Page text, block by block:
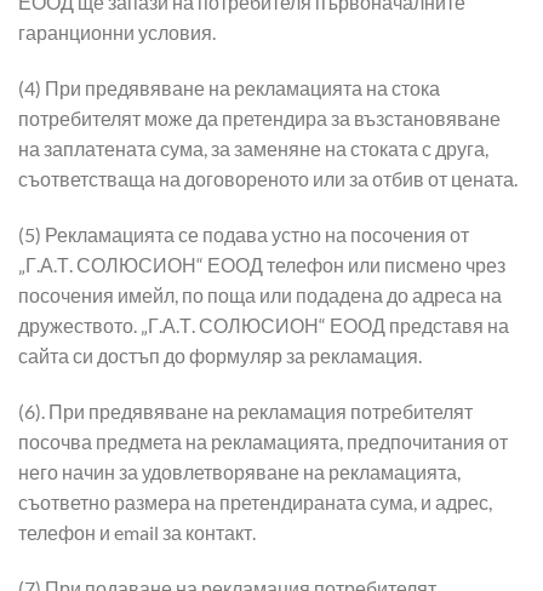
гаранционни условия.
(4) При предявяване на рекламацията на стока
потребителят може да претендира за възстановяване
на заплатената сума, за заменяне на стоката с друга,
съответстваща на договореното или за отбив от цената.
(5) Рекламацията се подава устно на посочения от
„Г.А.Т. СОЛЮСИОН“ ЕООД телефон или писмено чрез
посочения имейл, по поща или подадена до адреса на
дружеството. „Г.А.Т. СОЛЮСИОН“ ЕООД представя на
сайта си достъп до формуляр за рекламация.
(6). При предявяване на рекламация потребителят
посочва предмета на рекламацията, предпочитания от
него начин за удовлетворяване на рекламацията,
съответно размера на претендираната сума, и адрес,
телефон и email за контакт.